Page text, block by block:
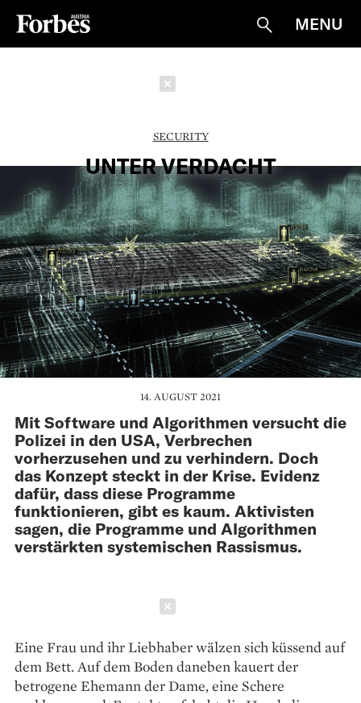
Suche
MENU
SECURITY
UNTER VERDACHT
14. AUGUST 2021
Mit Software und Algorithmen versucht die
Polizei in den USA, Verbrechen
vorherzusehen und zu verhindern. Doch
das Konzept steckt in der Krise. Evidenz
dafür, dass diese Programme
funktionieren, gibt es kaum. Aktivisten
sagen, die Programme und Algorithmen
verstärkten systemischen Rassismus.
Eine Frau und ihr Liebhaber wälzen sich küssend auf
dem Bett. Auf dem Boden daneben kauert der
betrogene Ehemann der Dame, eine Schere